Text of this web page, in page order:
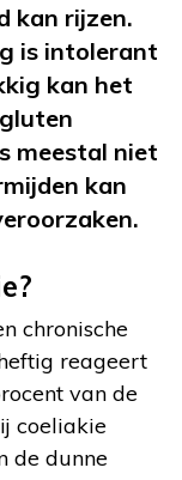
kan rijzen.
is intolerant
kan het
meestal niet
kan
chronische
reageert
van de
coeliakie
de dunne